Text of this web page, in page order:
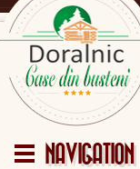
NAVIGATION